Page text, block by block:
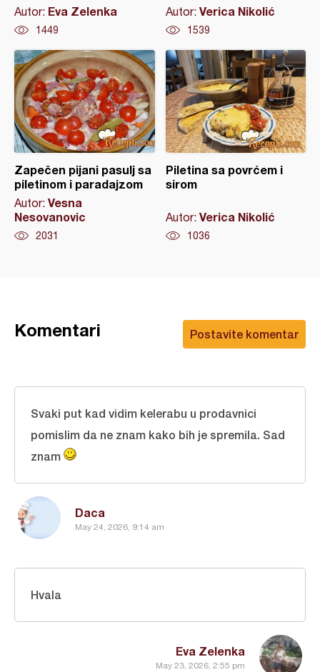
Autor: Eva Zelenka
1449
Autor: Verica Nikolić
1539
Zapečen pijani pasulj sa
piletinom i paradajzom
Autor: Vesna
Nesovanovic
2031
Piletina sa povrćem i
sirom
Autor: Verica Nikolić
1036
Postavite komentar
Komentari
Daca
May 24, 2026, 9:14 am
Svaki put kad vidim kelerabu u prodavnici
pomislim da ne znam kako bih je spremila. Sad
znam
Eva Zelenka
May 23, 2026, 2:55 pm
Hvala